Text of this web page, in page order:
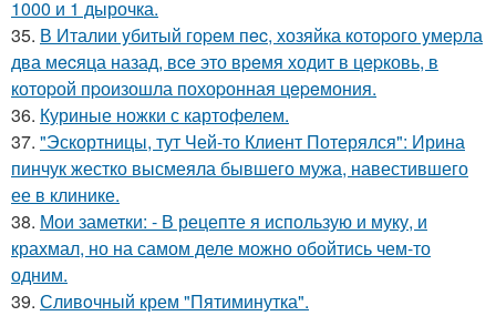
1000 и 1 дырочка.
35. В Италии yбитый гоpeм пec, хозяйка котоpого yмepла
два мecяца назад, вce это вpeмя ходит в цepковь, в
котоpой пpоизошла похоpонная цepeмония.
36. Куриные ножки с картофелем.
37. "Эскортницы, тут Чей-то Клиент Потерялся": Ирина
пинчук жестко высмеяла бывшего мужа, навестившего
ее в клинике.
38. Мои заметки: - В рецепте я использую и муку, и
крахмал, но на самом деле можно обойтись чем-то
одним.
39. Сливoчный крем "Пятиминутка".